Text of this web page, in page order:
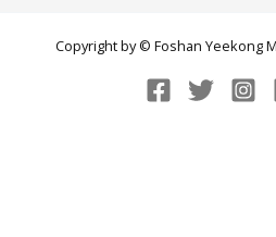
Copyright by © Foshan Yeekong